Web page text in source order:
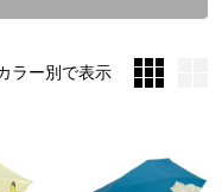
ラー別で表示